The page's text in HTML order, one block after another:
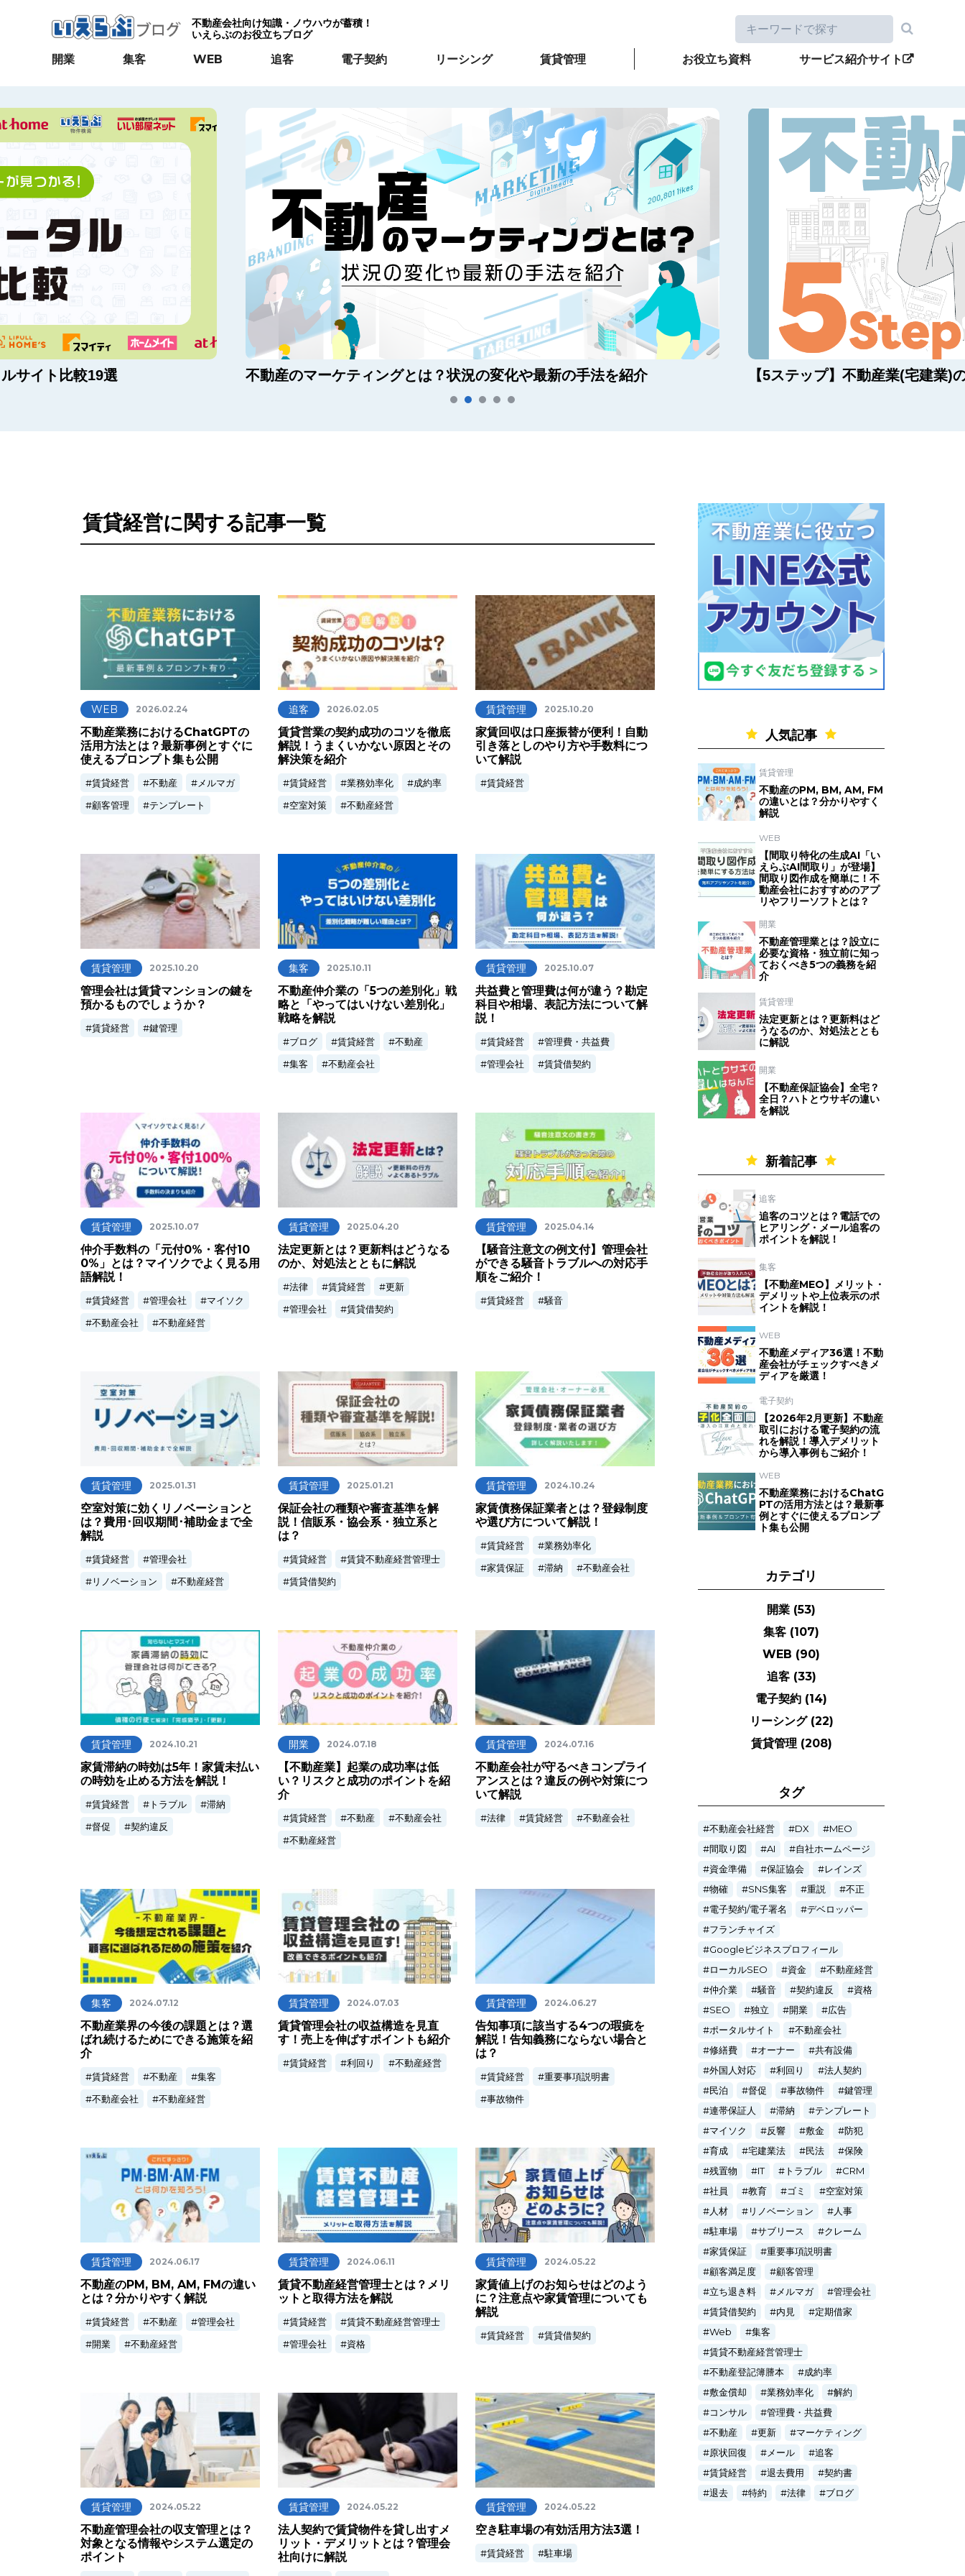
不動産会社向け知識・ノウハウが蓄積！
いえらぶのお役立ちブログ
開業 集客 WEB 追客 電子契約 リーシング 賃貸管理 お役立ち資料 サービス紹介サイト
サイト比較19選 不動産のマーケティングとは？状況の変化や最新の手法を紹介 【5ステップ】不動産業(宅建業)
賃貸経営に関する記事一覧
WEB 2026.02.24
不動産業務におけるChatGPTの
活用方法とは？最新事例とすぐに
使えるプロンプト集も公開
賃貸経営 不動産
メルマガ
顧客管理
テンプレート
追客 2026.02.05
賃貸営業の契約成功のコツを徹底
解説！うまくいかない原因とその
解決策を紹介
賃貸経営 業務効率化
成約率
空室対策
不動産経営
賃貸管理 2025.10.20
家賃回収は口座振替が便利！自動
引き落としのやり方や手数料につ
いて解説
賃貸経営
賃貸管理 2025.10.20
管理会社は賃貸マンションの鍵を
預かるものでしょうか？
賃貸経営 鍵管理
集客 2025.10.11
不動産仲介業の「5つの差別化」戦
略と「やってはいけない差別化」
戦略を解説
ブログ 賃貸経営
不動産
集客
不動産会社
賃貸管理 2025.10.07
共益費と管理費は何が違う？勘定
科目や相場、表記方法について解
説！
賃貸経営
管理費・共益費
管理会社
賃貸借契約
賃貸管理 2025.10.07
仲介手数料の「元付0%・客付10
0%」とは？マイソクでよく見る用
語解説！
賃貸経営 管理会社
マイソク
不動産会社
不動産経営
賃貸管理 2025.04.20
法定更新とは？更新料はどうなる
のか、対処法とともに解説
法律 賃貸経営
更新
管理会社
賃貸借契約
賃貸管理 2025.04.14
【騒音注意文の例文付】管理会社
ができる騒音トラブルへの対応手
順をご紹介！
賃貸経営 騒音
賃貸管理 2025.01.31
空室対策に効くリノベーションと
は？費用･回収期間･補助金まで全
解説
賃貸経営
管理会社
リノベーション
不動産経営
賃貸管理 2025.01.21
保証会社の種類や審査基準を解
説！信販系・協会系・独立系と
は？
賃貸経営
賃貸不動産経営管理士
賃貸借契約
賃貸管理 2024.10.24
家賃債務保証業者とは？登録制度
や選び方について解説！
賃貸経営
業務効率化
家賃保証
滞納 不動産会社
賃貸管理 2024.10.21
家賃滞納の時効は5年！家賃未払い
の時効を止める方法を解説！
賃貸経営 トラブル
滞納
督促
契約違反
開業 2024.07.18
【不動産業】起業の成功率は低
い？リスクと成功のポイントを紹
介
賃貸経営 不動産
不動産会社
不動産経営
賃貸管理 2024.07.16
不動産会社が守るべきコンプライ
アンスとは？違反の例や対策につ
いて解説
法律 賃貸経営 不動産会社
集客 2024.07.12
不動産業界の今後の課題とは？選
ばれ続けるためにできる施策を紹
介
賃貸経営 不動産
集客
不動産会社
不動産経営
賃貸管理 2024.07.03
賃貸管理会社の収益構造を見直
す！売上を伸ばすポイントも紹介
賃貸経営 利回り 不動産経営
賃貸管理 2024.06.27
告知事項に該当する4つの瑕疵を
解説！告知義務にならない場合と
は？
賃貸経営
重要事項説明書
事故物件
賃貸管理 2024.06.17
不動産のPM, BM, AM, FMの違い
とは？分かりやすく解説
賃貸経営 不動産
管理会社
開業
不動産経営
賃貸管理 2024.06.11
賃貸不動産経営管理士とは？メリ
ットと取得方法を解説
賃貸経営
賃貸不動産経営管理士
管理会社
資格
賃貸管理 2024.05.22
家賃値上げのお知らせはどのよう
に？注意点や家賃管理についても
解説
賃貸経営 賃貸借契約
賃貸管理 2024.05.22
不動産管理会社の収支管理とは？
対象となる情報やシステム選定の
ポイント
賃貸管理 2024.05.22
法人契約で賃貸物件を貸し出すメ
リット・デメリットとは？管理会
社向けに解説
賃貸管理 2024.05.22
空き駐車場の有効活用方法3選！
賃貸経営 駐車場
人気記事
賃貸管理
不動産のPM, BM, AM, FM
の違いとは？分かりやすく
解説
WEB
【間取り特化の生成AI「い
えらぶAI間取り」が登場】
間取り図作成を簡単に！不
動産会社におすすめのアプ
リやフリーソフトとは？
開業
不動産管理業とは？設立に
必要な資格・独立前に知っ
ておくべき5つの義務を紹
介
賃貸管理
法定更新とは？更新料はど
うなるのか、対処法ととも
に解説
開業
【不動産保証協会】全宅？
全日？ハトとウサギの違い
を解説
新着記事
追客
追客のコツとは？電話での
ヒアリング・メール追客の
ポイントを解説！
集客
【不動産MEO】メリット・
デメリットや上位表示のポ
イントを解説！
WEB
不動産メディア36選！不動
産会社がチェックすべきメ
ディアを厳選！
電子契約
【2026年2月更新】不動産
取引における電子契約の流
れを解説！導入デメリット
から導入事例もご紹介！
WEB
不動産業務におけるChatG
PTの活用方法とは？最新事
例とすぐに使えるプロンプ
ト集も公開
カテゴリ
開業 (53)
集客 (107)
WEB (90)
追客 (33)
電子契約 (14)
リーシング (22)
賃貸管理 (208)
タグ
不動産会社経営 DX
MEO
間取り図
AI
自社ホームページ
資金準備
保証協会
レインズ
物確
SNS集客 重説
不正
電子契約/電子署名
デベロッパー
フランチャイズ
Googleビジネスプロフィール
ローカルSEO
資金
不動産経営
仲介業
騒音 契約違反
資格
SEO
独立 開業
広告
ポータルサイト
不動産会社
修繕費
オーナー
共有設備
外国人対応
利回り
法人契約
民泊
督促 事故物件
鍵管理
連帯保証人
滞納
テンプレート
マイソク
反響 敷金
防犯
育成
宅建業法 民法
保険
残置物
IT トラブル
CRM
社員
教育 ゴミ
空室対策
人材
リノベーション
人事
駐車場
サブリース
クレーム
家賃保証
重要事項説明書
顧客満足度
顧客管理
立ち退き料
メルマガ
管理会社
賃貸借契約
内見
定期借家
Web
集客
賃貸不動産経営管理士
不動産登記簿謄本
成約率
敷金償却
業務効率化
解約
コンサル
管理費・共益費
不動産
更新
マーケティング
原状回復
メール
追客
賃貸経営
退去費用
契約書
退去
特約 法律 ブログ